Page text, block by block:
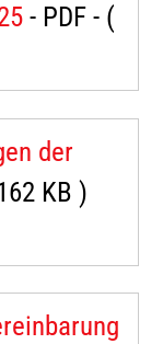
- PDF - (
der
KB )